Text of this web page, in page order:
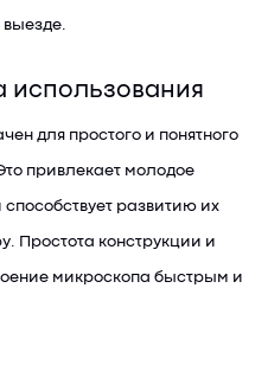
использования
для простого и понятного
привлекает молодое
развитию их
Простота конструкции и
микроскопа быстрым и